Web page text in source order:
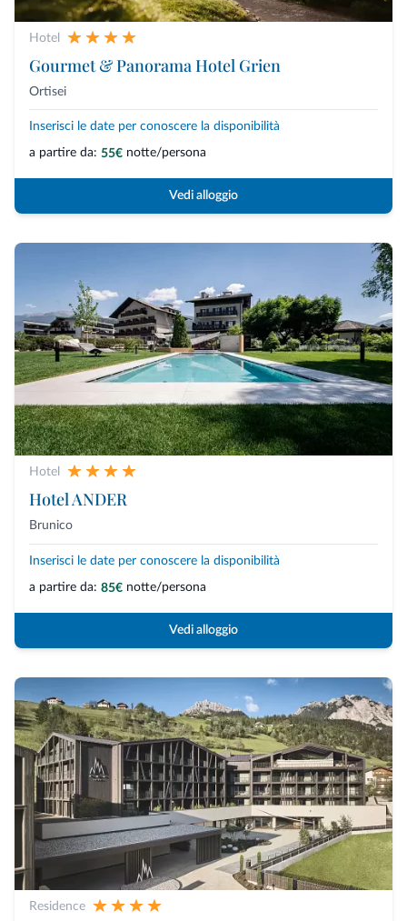
Hotel
Gourmet & Panorama Hotel Grien
Ortisei
Inserisci le date per conoscere la disponibilità
a partire da: 55€ notte/persona
Vedi alloggio
Hotel
Hotel ANDER
Brunico
Inserisci le date per conoscere la disponibilità
a partire da: 85€ notte/persona
Vedi alloggio
Residence